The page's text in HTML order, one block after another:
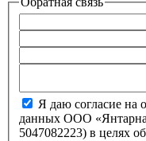
Я даю согласие на
данных ООО
5047082223) в целях обработки запроса и обратной связи,